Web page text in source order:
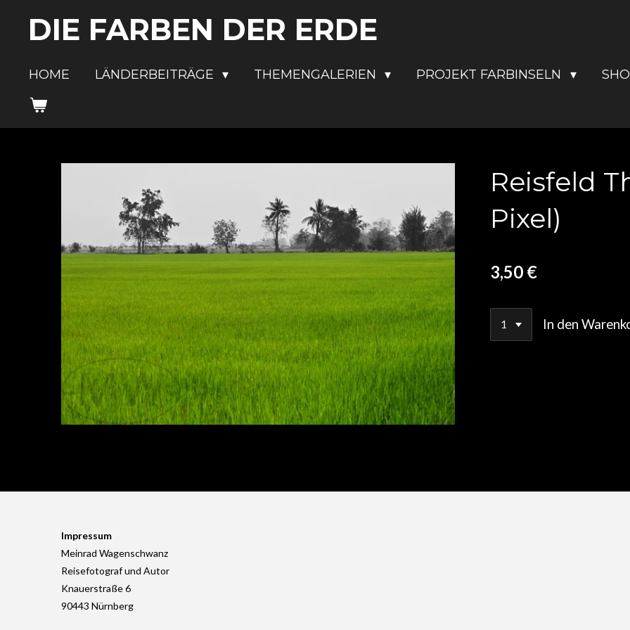
Hauptinhalt
DIE FARBEN DER ERDE
HOME LÄNDERBEITRÄGE THEMENGALERIEN PROJEKT FARBINSELN
Reisfeld
Pixel)
3,50 €
In den
Impressum
Meinrad Wagenschwanz
Reisefotograf und Autor
Knauerstraße 6
90443 Nürnberg